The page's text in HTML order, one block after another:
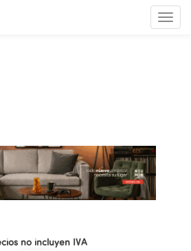
Menú
de
no incluyen IVA